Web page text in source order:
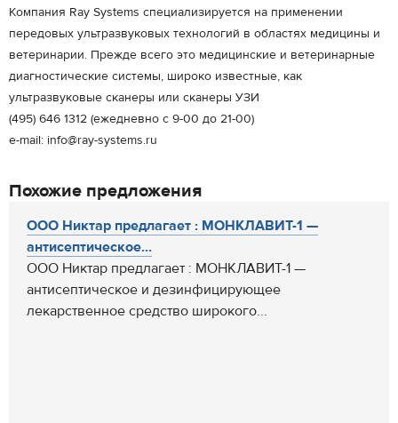
Компания Ray Systems специализируется на применении
передовых ультразвуковых технологий в областях медицины и
ветеринарии. Прежде всего это медицинские и ветеринарные
диагностические системы, широко известные, как
ультразвуковые сканеры или сканеры УЗИ
(495) 646 1312 (ежедневно с 9-00 до 21-00)
e-mail: info@ray-systems.ru
Похожие предложения
ООО Никтар предлагает : МОНКЛАВИТ-1 —
антисептическое...
ООО Никтар предлагает : МОНКЛАВИТ-1 —
антисептическое и дезинфицирующее
лекарственное средство широкого...